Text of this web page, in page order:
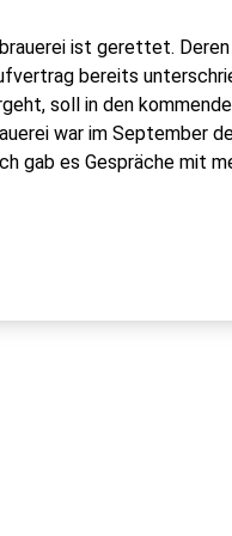
ist gerettet.
bereits
soll in den
war im September
gab es Gespräche mit